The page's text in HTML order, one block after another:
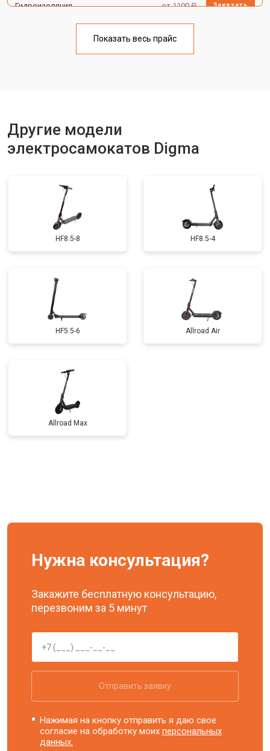
Гидроизоляция от 1100 ₽ Заказать
Замена аккумулятора от 1000 ₽
Показать весь прайс
Другие модели
электросамокатов Digma
HF8.5-8 HF8.5-4
HF5.5-6 Allroad Air
Allroad Max
Нужна консультация?
Закажите бесплатную консультацию,
перезвоним за 5 минут
Отправить заявку
Нажимая на кнопку отправить я даю свое
согласие на обработку моихперсональных
данных.